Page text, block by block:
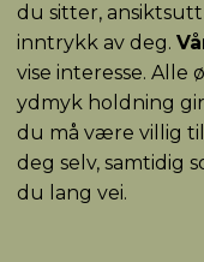
du sitter,
inntrykk av deg.
vise interesse. Alle
ydmyk holdning
du må være villig
deg selv, samtidig
du lang vei.